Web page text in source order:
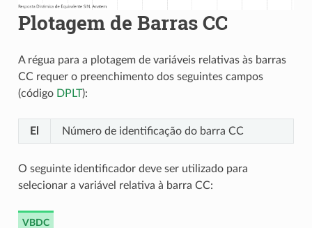
Plotagem de Barras CC
A régua para a plotagem de variáveis relativas às barras
CC requer o preenchimento dos seguintes campos
(código DPLT):
El Número de identificação do barra CC
O seguinte identificador deve ser utilizado para
selecionar a variável relativa à barra CC:
VBDC